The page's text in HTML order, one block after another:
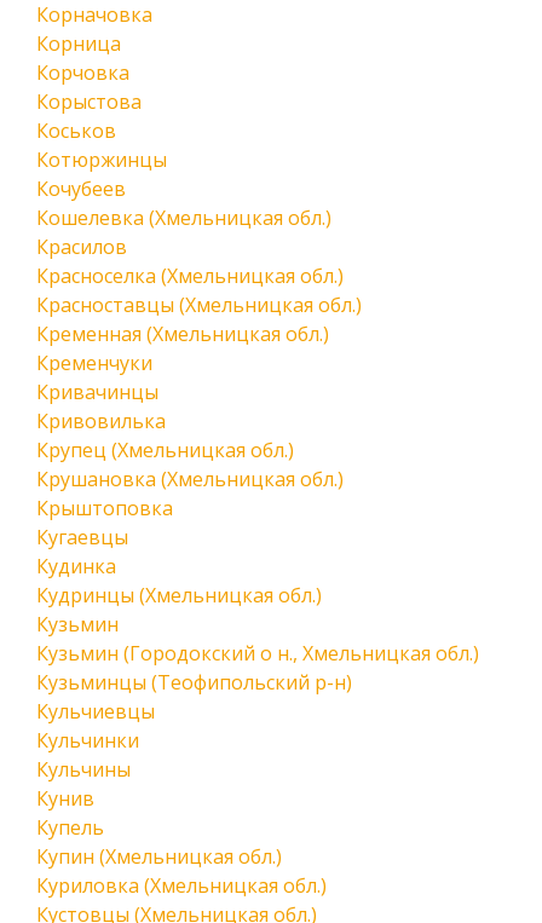
Корначовка
Корница
Корчовка
Корыстова
Коськов
Котюржинцы
Кочубеев
Кошелевка (Хмельницкая обл.)
Красилов
Красноселка (Хмельницкая обл.)
Красноставцы (Хмельницкая обл.)
Кременная (Хмельницкая обл.)
Кременчуки
Кривачинцы
Кривовилька
Крупец (Хмельницкая обл.)
Крушановка (Хмельницкая обл.)
Крыштоповка
Кугаевцы
Кудинка
Кудринцы (Хмельницкая обл.)
Кузьмин
Кузьмин (Городокский о н., Хмельницкая обл.)
Кузьминцы (Теофипольский р-н)
Кульчиевцы
Кульчинки
Кульчины
Кунив
Купель
Купин (Хмельницкая обл.)
Куриловка (Хмельницкая обл.)
Кустовцы (Хмельницкая обл.)